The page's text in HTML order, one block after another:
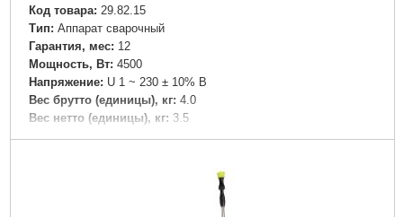
Код товара: 29.82.15
Tип: Аппарат сварочный
Гарантия, мес: 12
Мощность, Вт: 4500
Напряжение: U 1 ~ 230 ± 10% В
Вес брутто (единицы), кг: 4.0
Вес нетто (единицы), кг: 3.5
Объем единицы, м³: 0.009823